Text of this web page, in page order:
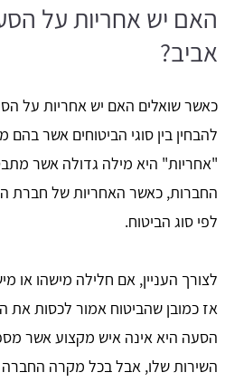
האם יש אחריות על
אביב?
כאשר שואלים האם יש אחריות על
להבחין בין סוגי הביטוחים אשר
"אחריות" היא מילה גדולה אשר
החברות, כאשר האחריות של חברת
לפי סוג הביטוח.
לצורך העניין, אם חלילה מישהו או
אז כמובן שהביטוח אמור לכסות את
הסעה היא אינה איש מקצוע אשר
השירות שלו, אבל בכל מקרה